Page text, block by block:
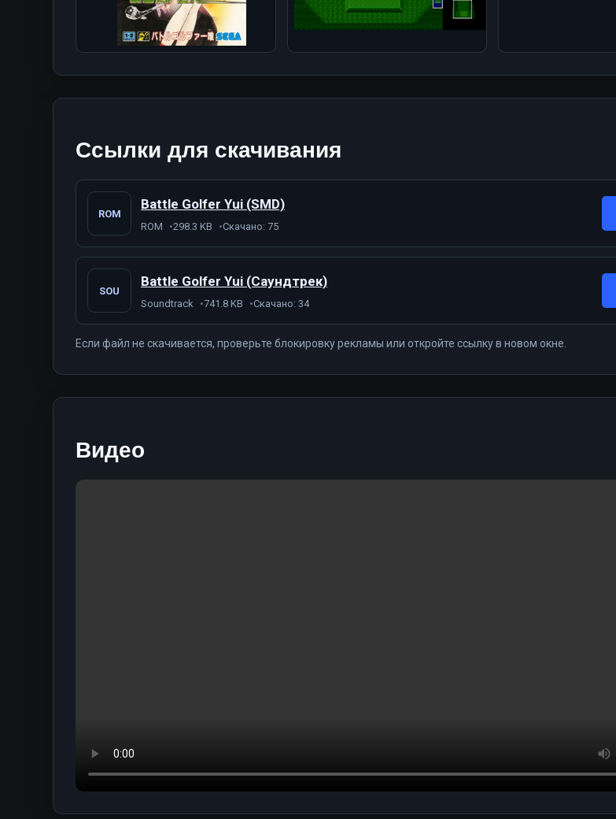
Ссылки для скачивания
ROM
Battle Golfer Yui (SMD)
ROM 298.3 KB Скачано: 75
SOU
Battle Golfer Yui (Саундтрек)
Soundtrack 741.8 KB Скачано: 34
Если файл не скачивается, проверьте блокировку рекламы или откройте ссылку в новом окне.
Видео